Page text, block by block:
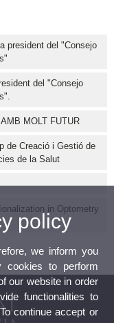
president del "Consejo
del "Consejo
MOLT FUTUR
de Creació i Gestió de
de la Salut
in Optometry
policy
we inform you
cookies to perform
our website in order
functionalities to
continue accept or